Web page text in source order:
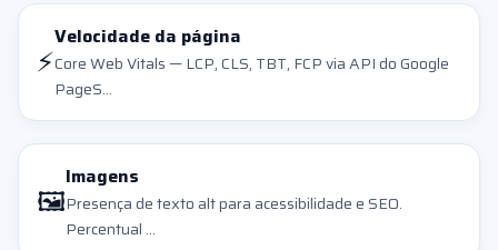
⚡
Velocidade da página
Core Web Vitals — LCP, CLS, TBT, FCP via API do Google
PageS...
🖼️
Imagens
Presença de texto alt para acessibilidade e SEO.
Percentual ...